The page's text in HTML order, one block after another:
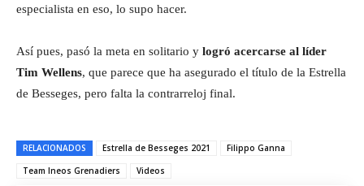
especialista en eso, lo supo hacer.
Así pues, pasó la meta en solitario y logró acercarse al líder
Tim Wellens, que parece que ha asegurado el título de la Estrella
de Besseges, pero falta la contrarreloj final.
RELACIONADOS Estrella de Besseges 2021
Filippo Ganna
Team Ineos Grenadiers
Videos